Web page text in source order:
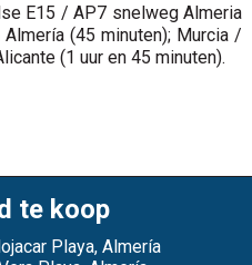
E15 / AP7 snelweg Almeria
(45 minuten); Murcia /
(1 uur en 45 minuten).
te koop
Playa, Almería